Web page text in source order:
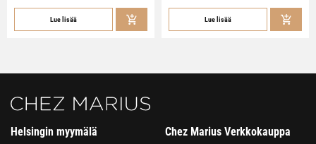
Lue lisää Lue lisää
Helsingin myymälä Chez Marius Verkkokauppa